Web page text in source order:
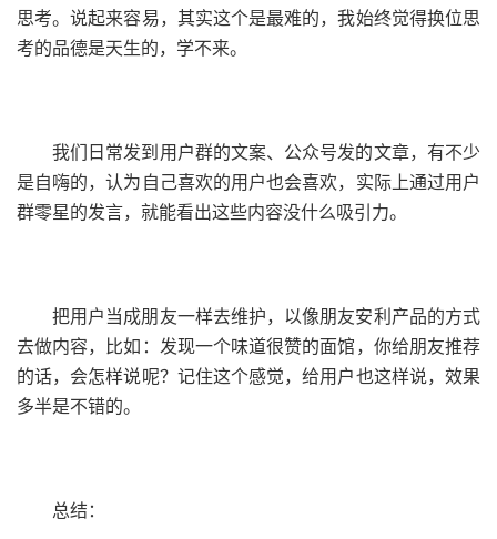
思考。说起来容易，其实这个是最难的，我始终觉得换位思
考的品德是天生的，学不来。
我们日常发到用户群的文案、公众号发的文章，有不少
是自嗨的，认为自己喜欢的用户也会喜欢，实际上通过用户
群零星的发言，就能看出这些内容没什么吸引力。
把用户当成朋友一样去维护，以像朋友安利产品的方式
去做内容，比如：发现一个味道很赞的面馆，你给朋友推荐
的话，会怎样说呢？记住这个感觉，给用户也这样说，效果
多半是不错的。
总结：